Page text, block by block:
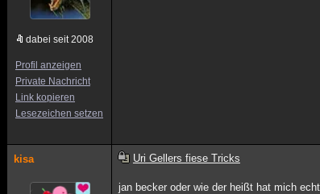
dabei seit 2008
Profil anzeigen
Private Nachricht
Link kopieren
Lesezeichen setzen
kisa Uri Gellers fiese Tricks
jan becker oder wie der heißt hat mich